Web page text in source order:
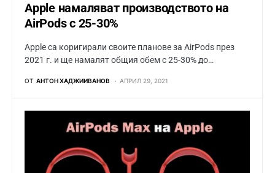
Apple намаляват производството на
AirPods с 25-30%
Apple са коригирали своите планове за AirPods през
2021 г. и ще намалят общия обем с 25-30% до…
ОТ АНТОН ХАДЖИИВАНОВ АПРИЛ 29, 2021